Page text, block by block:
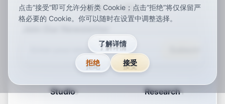
点击“接受”即可允许分析类 Cookie；点击“拒绝”将仅保留严
格必要的 Cookie。你可以随时在设置中调整选择。
了解详情
拒绝 接受
ardeenesfr jakoptvizhx-default
Studio Research